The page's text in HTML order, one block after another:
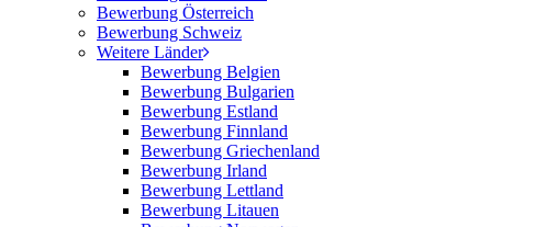
Bewerbung Österreich
Bewerbung Schweiz
Weitere Länder
Bewerbung Belgien
Bewerbung Bulgarien
Bewerbung Estland
Bewerbung Finnland
Bewerbung Griechenland
Bewerbung Irland
Bewerbung Lettland
Bewerbung Litauen